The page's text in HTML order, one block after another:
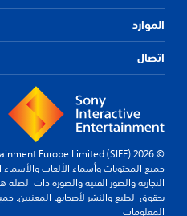
الموارد
اتصال
© 2026 Sony Interactive Entertainment Europe Limited (SIEE)
جميع المحتويات وأسماء الألعاب والأسماء
التجارية والصور الفنية والصورة ذات الصلة
بحقوق الطبع والنشر لأصحابها المعنيين.
المعلومات